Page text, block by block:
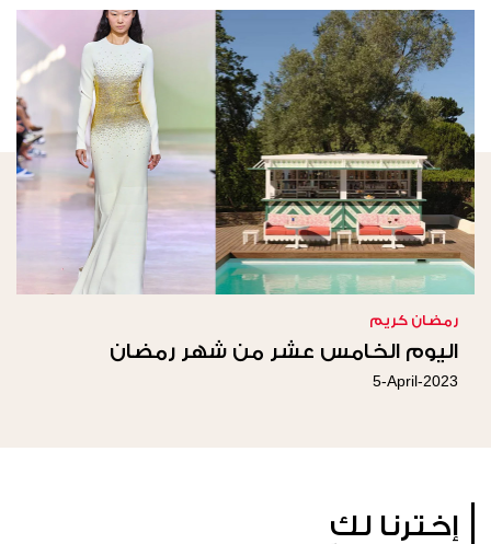
رمضان كريم
اليوم الخامس عشر من شهر رمضان
5-April-2023
إخترنا لكِ